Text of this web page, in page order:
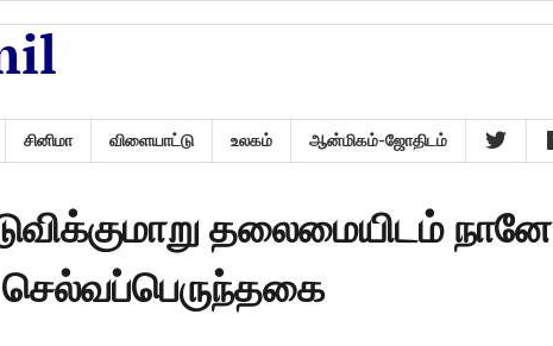
சினிமா விளையாட்டு உலகம் ஆன்மிகம்-ஜோதிடம்
தலைமையிடம் நானே